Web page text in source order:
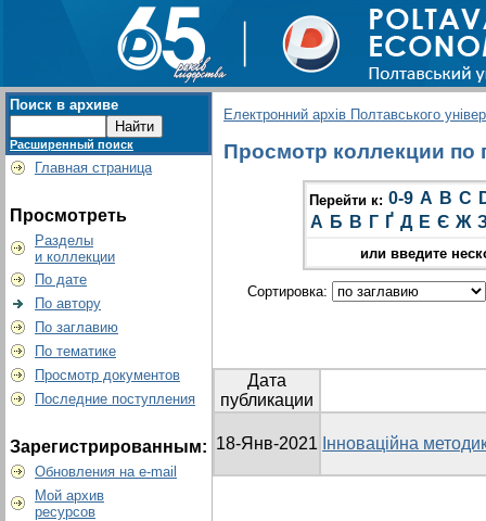
Поиск в архиве
Расширенный поиск
Главная страница
Просмотреть
Разделы
и коллекции
По дате
По автору
По заглавию
По тематике
Просмотр документов
Последние поступления
Зарегистрированным:
Обновления на e-mail
Мой архив
ресурсов
Електронний архів Полтавського
Просмотр коллекции по
Перейти к: 0-9 A B C
А Б В Г Ґ Д Е Є Ж
или введите
Сортировка:
Дата
публикации
18-Янв-2021 Інноваційна